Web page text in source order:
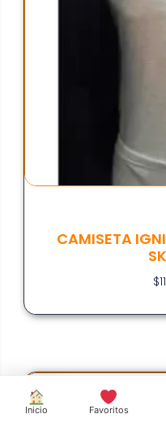
CAMISETA
$
Inicio Favoritos